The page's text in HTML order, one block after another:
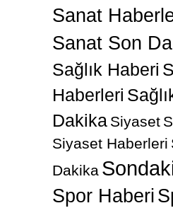
Sanat
Sanat Son
Sağlık Haberi
Haberleri
Dakika Siyaset
Siyaset Haberleri
Dakika
Spor Haberi